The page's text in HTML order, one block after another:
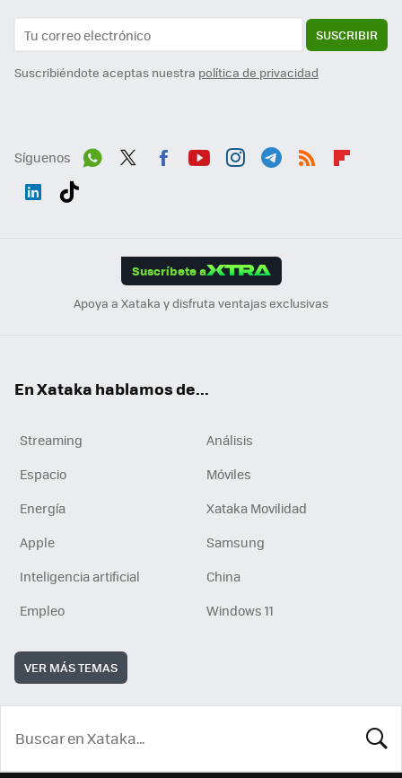
SUSCRIBIR
Suscribiéndote aceptas nuestra política de privacidad
Síguenos
Suscríbete a
Apoya a Xataka y disfruta ventajas exclusivas
En Xataka hablamos de...
Streaming
Análisis
Espacio
Móviles
Energía
Xataka Movilidad
Apple
Samsung
Inteligencia artificial
China
Empleo
Windows 11
VER MÁS TEMAS